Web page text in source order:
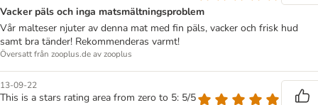
Vacker päls och inga matsmältningsproblem
Vår malteser njuter av denna mat med fin päls, vacker och frisk hud
samt bra tänder! Rekommenderas varmt!
Översatt från zooplus.de av zooplus
13-09-22
This is a stars rating area from zero to 5: 5/5